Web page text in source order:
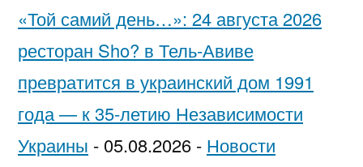
בהלם
וכיצד
להגן
על
עצמן
Low-
Key
Trying
to
Pick
«Той самий день…»: 24 августа 2026
ресторан Sho? в Тель-Авиве
превратится в украинский дом 1991
года — к 35-летию Независимости
Украины - 05.08.2026 - Новости